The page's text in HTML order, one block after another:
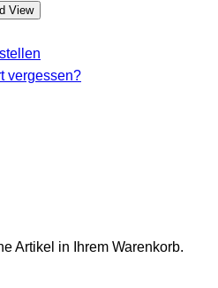
View
vergessen?
Artikel in Ihrem Warenkorb.